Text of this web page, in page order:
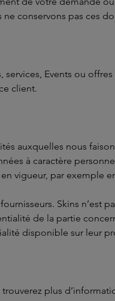
conservons pas ces
Events ou offres
client.
auxquelles nous
à caractère
par exemple
Skins n’est
de la partie
disponible sur leur
plus